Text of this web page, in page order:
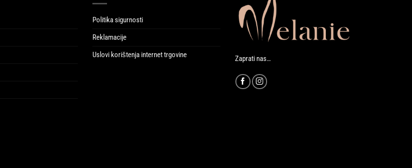
Politika sigurnosti
Reklamacije
Uslovi korištenja internet trgovine
Zaprati nas…